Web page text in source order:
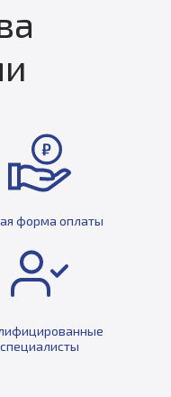
форма оплаты
специалисты